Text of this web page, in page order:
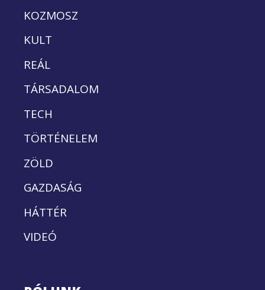
KOZMOSZ
KULT
REÁL
TÁRSADALOM
TECH
TÖRTÉNELEM
ZÖLD
GAZDASÁG
HÁTTÉR
VIDEÓ